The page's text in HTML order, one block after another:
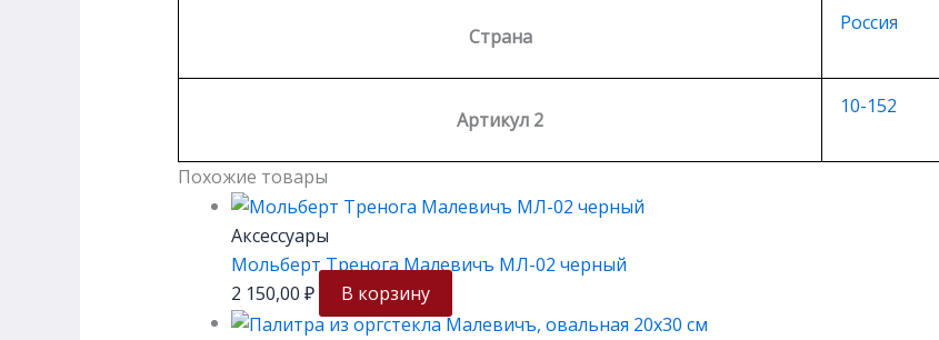
Страна
Россия
Артикул 2
10-152
Похожие товары
Аксессуары
Мольберт Тренога Малевичъ МЛ-02 черный
2 150,00 ₽ В корзину